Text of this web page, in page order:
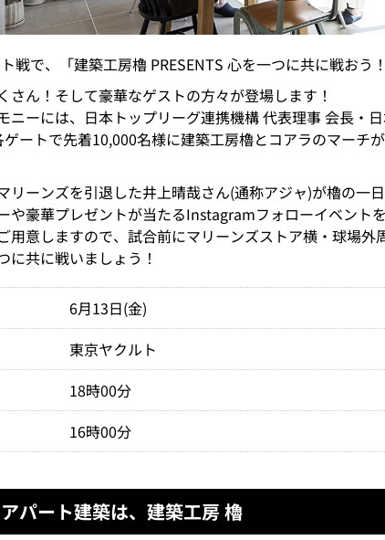
戦で、「建築工房櫓 PRESENTS 心を一つに共に戦おう
さん！そして豪華なゲストの方々が登場します！
ニーには、日本トップリーグ連携機構 代表理事 会長・
ートで先着10,000名様に建築工房櫓とコアラのマーチ
リーンズを引退した井上晴哉さん(通称アジャ)が櫓の一
や豪華プレゼントが当たるInstagramフォローイベント
用意しますので、試合前にマリーンズストア横・球場外
に共に戦いましょう！
6月13日(金)
東京ヤクルト
18時00分
16時00分
パート建築は、建築工房 櫓